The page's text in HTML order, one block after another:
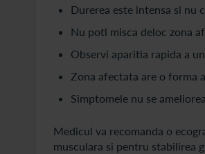
Durerea este intensa si nu
Nu poti misca deloc zona
Observi aparitia rapida a
Zona afectata are o forma
Simptomele nu se
Medicul va recomanda o
musculara si pentru stabilirea